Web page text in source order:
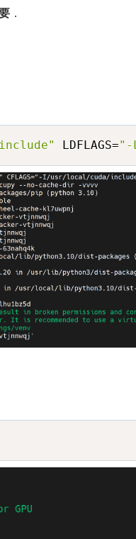
．
LDFLAGS="-